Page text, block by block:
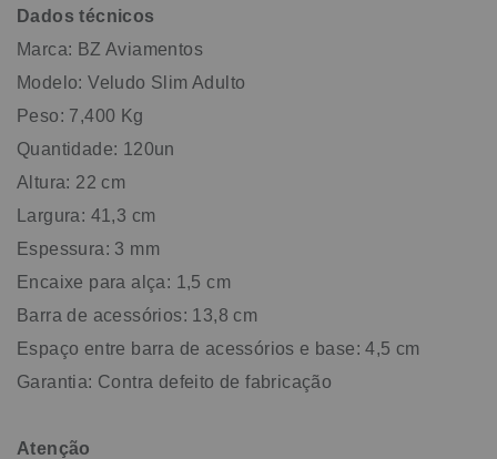
Dados técnicos
Marca: BZ Aviamentos
Modelo: Veludo Slim Adulto
Peso: 7,400 Kg
Quantidade: 120un
Altura: 22 cm
Largura: 41,3 cm
Espessura: 3 mm
Encaixe para alça: 1,5 cm
Barra de acessórios: 13,8 cm
Espaço entre barra de acessórios e base: 4,5 cm
Garantia: Contra defeito de fabricação
Atenção